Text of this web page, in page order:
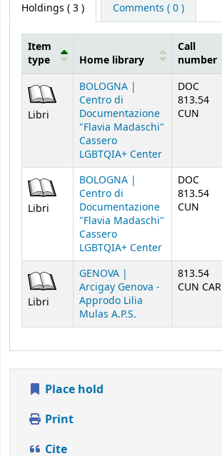
Holdings ( 3 ) Comments ( 0 )
Holdings
Item
type
Home library
Call
number
Libri
BOLOGNA |
Centro di
Documentazione
"Flavia Madaschi"
Cassero
LGBTQIA+ Center
DOC
813.54
CUN
Libri
BOLOGNA |
Centro di
Documentazione
"Flavia Madaschi"
Cassero
LGBTQIA+ Center
DOC
813.54
CUN
Libri
GENOVA |
Arcigay Genova -
Approdo Lilia
Mulas A.P.S.
813.54
CUN CAR
Place hold
Print
Cite